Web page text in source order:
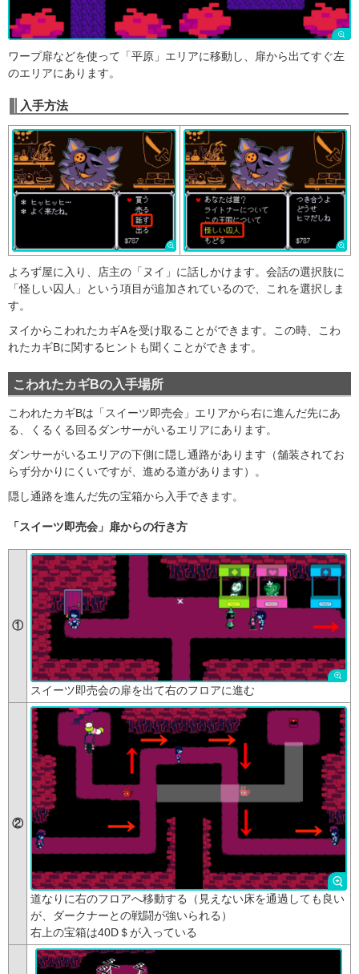
ワープ扉などを使って「平原」エリアに移動し、扉から出てすぐ左
のエリアにあります。
入手方法
よろず屋に入り、店主の「ヌイ」に話しかけます。会話の選択肢に
「怪しい囚人」という項目が追加されているので、これを選択しま
す。
ヌイからこわれたカギAを受け取ることができます。この時、こわ
れたカギBに関するヒントも聞くことができます。
こわれたカギBの入手場所
こわれたカギBは「スイーツ即売会」エリアから右に進んだ先にあ
る、くるくる回るダンサーがいるエリアにあります。
ダンサーがいるエリアの下側に隠し通路があります（舗装されてお
らず分かりにくいですが、進める道があります）。
隠し通路を進んだ先の宝箱から入手できます。
「スイーツ即売会」扉からの行き方
①
スイーツ即売会の扉を出て右のフロアに進む
②
道なりに右のフロアへ移動する（見えない床を通過しても良い
が、ダークナーとの戦闘が強いられる）
右上の宝箱は40D＄が入っている